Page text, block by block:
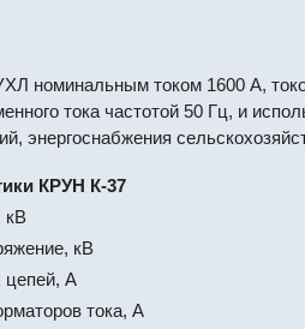
номинальным током 1600 А,
тока частотой 50 Гц, и
энергоснабжения
КРУН К-37
кВ
кВ
цепей, А
тока, А